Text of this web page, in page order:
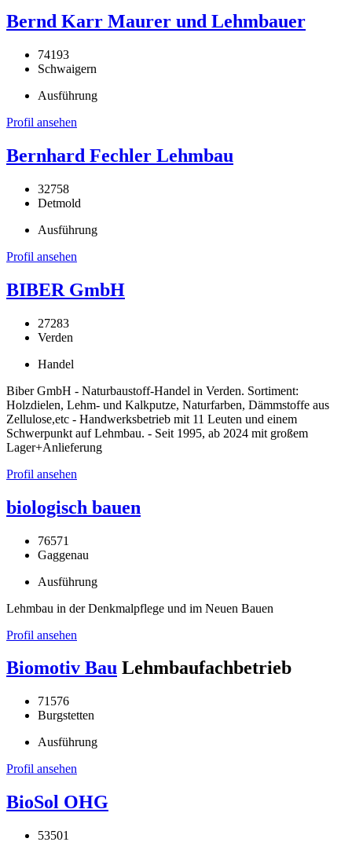
Bernd Karr Maurer und Lehmbauer
74193
Schwaigern
Ausführung
Profil ansehen
Bernhard Fechler Lehmbau
32758
Detmold
Ausführung
Profil ansehen
BIBER GmbH
27283
Verden
Handel
Biber GmbH - Naturbaustoff-Handel in Verden. Sortiment:
Holzdielen, Lehm- und Kalkputze, Naturfarben, Dämmstoffe aus
Zellulose,etc - Handwerksbetrieb mit 11 Leuten und einem
Schwerpunkt auf Lehmbau. - Seit 1995, ab 2024 mit großem
Lager+Anlieferung
Profil ansehen
biologisch bauen
76571
Gaggenau
Ausführung
Lehmbau in der Denkmalpflege und im Neuen Bauen
Profil ansehen
Biomotiv Bau Lehmbaufachbetrieb
71576
Burgstetten
Ausführung
Profil ansehen
BioSol OHG
53501